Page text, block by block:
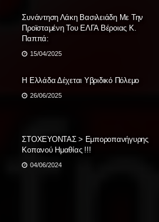
Συνάντηση Λάκη Βασιλειάδη Με Την
Προϊσταμένη Του ΕΛΓΑ Βέροιας Κ.
Παππά:
15/04/2025
Η Ελλάδα Δέχεται Υβριδικό Πόλεμο
26/06/2025
ΣΤΟΧΕΥΟΝΤΑΣ > Εμποροπανήγυρης
Κοπανού Ημαθίας !!!
04/06/2024